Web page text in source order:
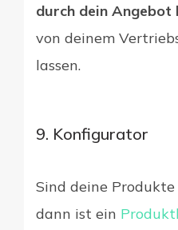
durch dein Angebot
von deinem
lassen.
9. Konfigurator
Sind deine
dann ist ein